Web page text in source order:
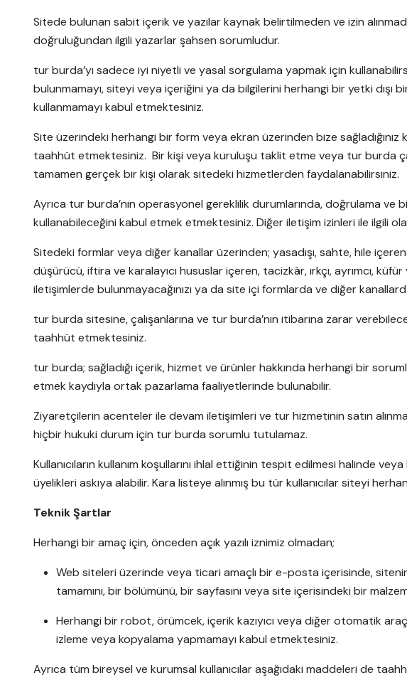
Sitede bulunan sabit içerik ve yazılar kaynak belirtilmeden ve izin
doğruluğundan ilgili yazarlar şahsen sorumludur.
tur burda’yı sadece iyi niyetli ve yasal sorgulama yapmak için
bulunmamayı, siteyi veya içeriğini ya da bilgilerini herhangi bir yetki dışı
kullanmamayı kabul etmektesiniz.
Site üzerindeki herhangi bir form veya ekran üzerinden bize
taahhüt etmektesiniz. Bir kişi veya kuruluşu taklit etme veya tur burda
tamamen gerçek bir kişi olarak sitedeki hizmetlerden faydalanabilirsiniz.
Ayrıca tur burda’nın operasyonel gereklilik durumlarında, doğrulama ve
kullanabileceğini kabul etmek etmektesiniz. Diğer iletişim izinleri ile ilgili
Sitedeki formlar veya diğer kanallar üzerinden; yasadışı, sahte, hile
düşürücü, iftira ve karalayıcı hususlar içeren, tacizkâr, ırkçı, ayrımcı,
iletişimlerde bulunmayacağınızı ya da site içi formlarda ve diğer
tur burda sitesine, çalışanlarına ve tur burda’nın itibarına zarar
taahhüt etmektesiniz.
tur burda; sağladığı içerik, hizmet ve ürünler hakkında herhangi bir
etmek kaydıyla ortak pazarlama faaliyetlerinde bulunabilir.
Ziyaretçilerin acenteler ile devam iletişimleri ve tur hizmetinin satın
hiçbir hukuki durum için tur burda sorumlu tutulamaz.
Kullanıcıların kullanım koşullarını ihlal ettiğinin tespit edilmesi halinde
üyelikleri askıya alabilir. Kara listeye alınmış bu tür kullanıcılar siteyi
Teknik Şartlar
Herhangi bir amaç için, önceden açık yazılı iznimiz olmadan;
Web siteleri üzerinde veya ticari amaçlı bir e-posta içerisinde,
tamamını, bir bölümünü, bir sayfasını veya site içerisindeki bir
Herhangi bir robot, örümcek, içerik kazıyıcı veya diğer otomatik
izleme veya kopyalama yapmamayı kabul etmektesiniz.
Ayrıca tüm bireysel ve kurumsal kullanıcılar aşağıdaki maddeleri de